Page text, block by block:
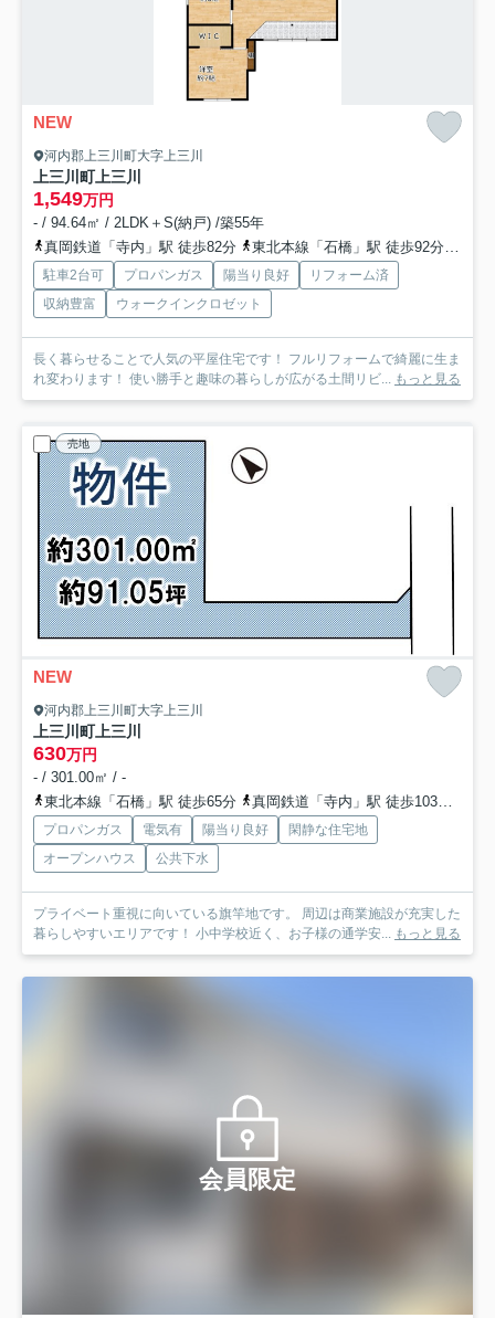
NEW
河内郡上三川町大字上三川
上三川町上三川
1,549万円
- / 94.64㎡ / 2LDK＋S(納戸) /築55年
真岡鉄道「寺内」駅 徒歩82分
東北本線「石橋」駅 徒歩92分
駐車2台可 プロパンガス 陽当り良好
リフォーム済
収納豊富
ウォークインクロゼット
長く暮らせることで人気の平屋住宅です！ フルリフォームで綺麗に生ま
れ変わります！ 使い勝手と趣味の暮らしが広がる土間リビ... もっと見る
売地
NEW
河内郡上三川町大字上三川
上三川町上三川
630万円
- / 301.00㎡ / -
東北本線「石橋」駅 徒歩65分
真岡鉄道「寺内」駅 徒歩103分
プロパンガス 電気有 陽当り良好
閑静な住宅地
オープンハウス
公共下水
プライベート重視に向いている旗竿地です。 周辺は商業施設が充実した
暮らしやすいエリアです！ 小中学校近く、お子様の通学安... もっと見る
会員限定